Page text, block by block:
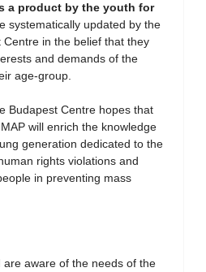
a product by the youth for
systematically updated by the
in the belief that they
and demands of the
age-group.
Budapest Centre hopes that
will enrich the knowledge
generation dedicated to the
rights violations and
in preventing mass
aware of the needs of the